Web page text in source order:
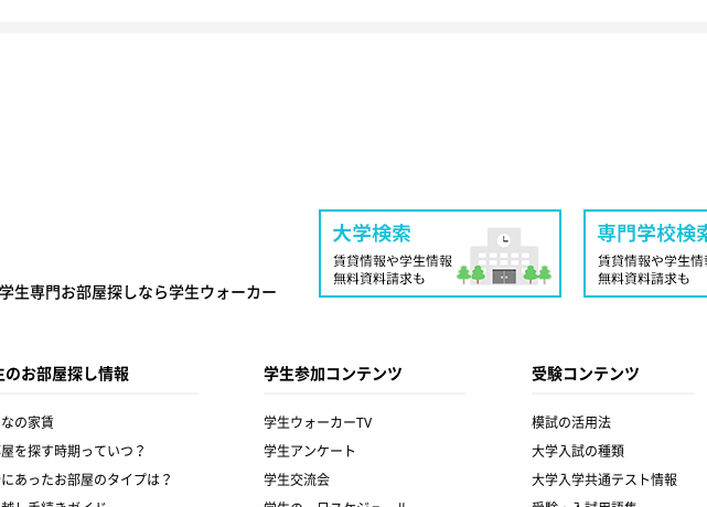
学生専門お部屋探しなら学生ウォーカー
のお部屋探し情報
の家賃
を探す時期っていつ？
あったお部屋のタイプは？
学生参加コンテンツ
学生ウォーカーTV
学生アンケート
学生交流会
受験コンテンツ
模試の活用法
大学入試の種類
大学入学共通テスト情報